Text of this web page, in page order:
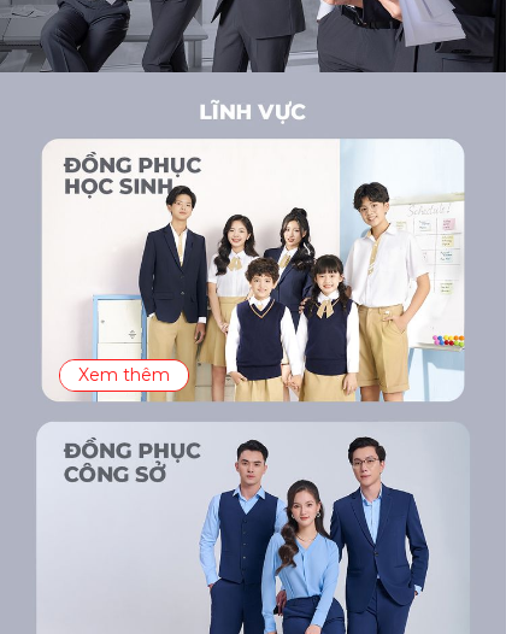
Xem thêm